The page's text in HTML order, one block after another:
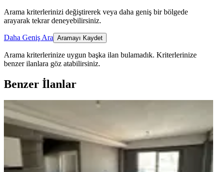
Arama kriterlerinizi değiştirerek veya daha geniş bir bölgede
arayarak tekrar deneyebilirsiniz.
Daha Geniş Ara Aramayı Kaydet
Arama kriterlerinize uygun başka ilan bulamadık. Kriterlerinize
benzer ilanlara göz atabilirsiniz.
Benzer İlanlar
9
Onikişubat, Maarif Mahallesi
2+0· ·9. Kat·10.04.2026
3.000.000 ₺